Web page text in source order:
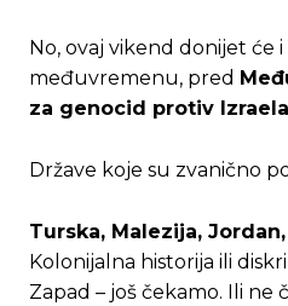
No, ovaj vikend donijet će
međuvremenu, pred
za genocid protiv
Države koje su zvanično
Turska, Malezija,
Kolonijalna historija ili
Zapad – još čekamo. Ili ne